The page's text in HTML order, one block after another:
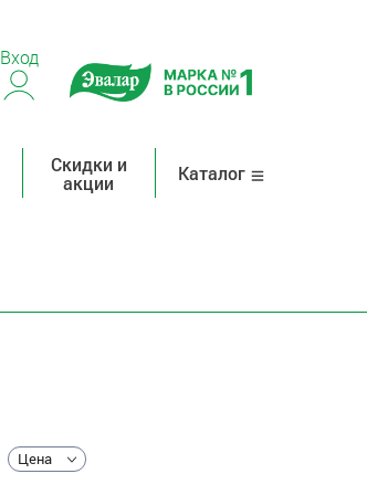
Вход
Скидки и
акции
Каталог
Цена